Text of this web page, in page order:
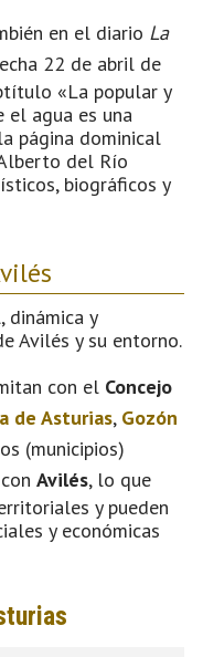
en el diario La
22 de abril de
«La popular y
el agua es una
página dominical
del Río
biográficos y
dinámica y
Avilés y su entorno.
con el Concejo
de Asturias, Gozón
(municipios)
Avilés, lo que
y pueden
y económicas